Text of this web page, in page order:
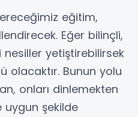
eğitim,
Eğer bilinçli,
nesiller yetiştirebilirsek
olacaktır. Bunun yolu
onları dinlemekten
uygun şekilde